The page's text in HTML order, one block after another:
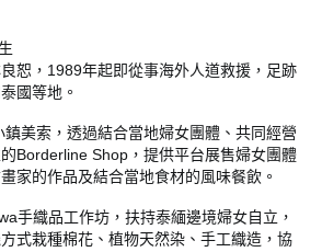
恕， 1989年起即從事海外人道救援，足跡
國等地。
美索，透過結合當地婦女團體、共同經營
Borderline Shop ，提供平台展售婦女團體
家的作品及結合當地食材的風味餐飲。
手織品工作坊，扶持泰緬邊境婦女自立，
式栽種棉花、植物天然染、手工織造，協